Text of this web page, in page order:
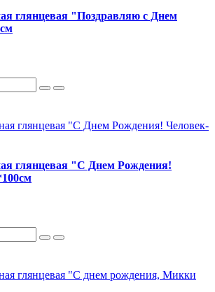
глянцевая "Поздравляю с Днем
глянцевая "С Днем Рождения!